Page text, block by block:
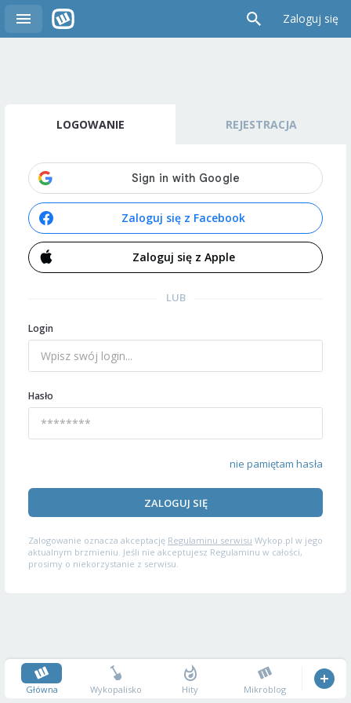
Zaloguj się
LOGOWANIE REJESTRACJA
Zaloguj się z Facebook
Zaloguj się z Apple
LUB
Login
Hasło
nie pamiętam hasła
ZALOGUJ SIĘ
Zalogowanie oznacza akceptację Regulaminu serwisu Wykop.pl w jego
aktualnym brzmieniu. Jeśli nie akceptujesz Regulaminu w całości,
prosimy o niekorzystanie z serwisu.
Główna Wykopalisko Hity Mikroblog